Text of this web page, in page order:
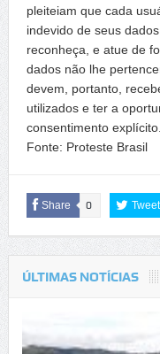
pleiteiam que cada
indevido de seus
reconheça, e atue de
dados não lhe
devem, portanto,
utilizados e ter a
consentimento explícito.
Fonte: Proteste Brasil
Share 0 Tweet
ÚLTIMAS NOTÍCIAS